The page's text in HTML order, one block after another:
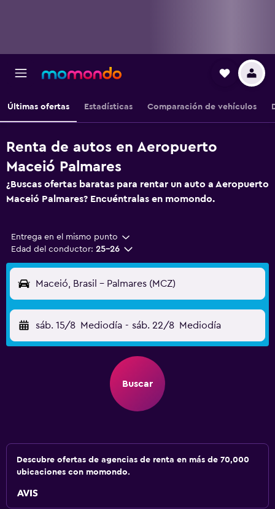
Últimas ofertas Estadísticas Comparación de vehículos
Renta de autos en Aeropuerto
Maceió Palmares
¿Buscas ofertas baratas para rentar un auto a Aeropuerto
Maceió Palmares? Encuéntralas en momondo.
Entrega en el mismo punto
Edad del conductor: 25-26
Maceió, Brasil - Palmares (MCZ)
sáb. 15/8 Mediodía - sáb. 22/8 Mediodía
Buscar
Descubre ofertas de agencias de renta en más de 70,000
ubicaciones con momondo.